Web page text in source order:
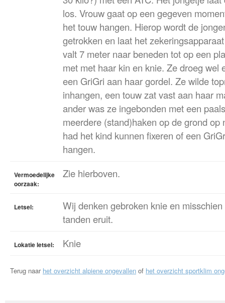
los. Vrouw gaat op een gegeven
het touw hangen. Hierop wordt de
getrokken en laat het
valt 7 meter naar beneden tot op een
met met haar kin en knie. Ze droeg wel
een GriGri aan haar gordel. Ze wilde
inhangen, een touw zat vast aan haar
ander was ze ingebonden met een
meerdere (stand)haken op de grond op
had het kind kunnen fixeren of een
hangen.
Vermoedelijke
oorzaak:
Zie hierboven.
Letsel:
Wij denken gebroken knie en
tanden eruit.
Lokatie letsel: Knie
Terug naar het overzicht alpiene ongevallen of het overzicht sportklim